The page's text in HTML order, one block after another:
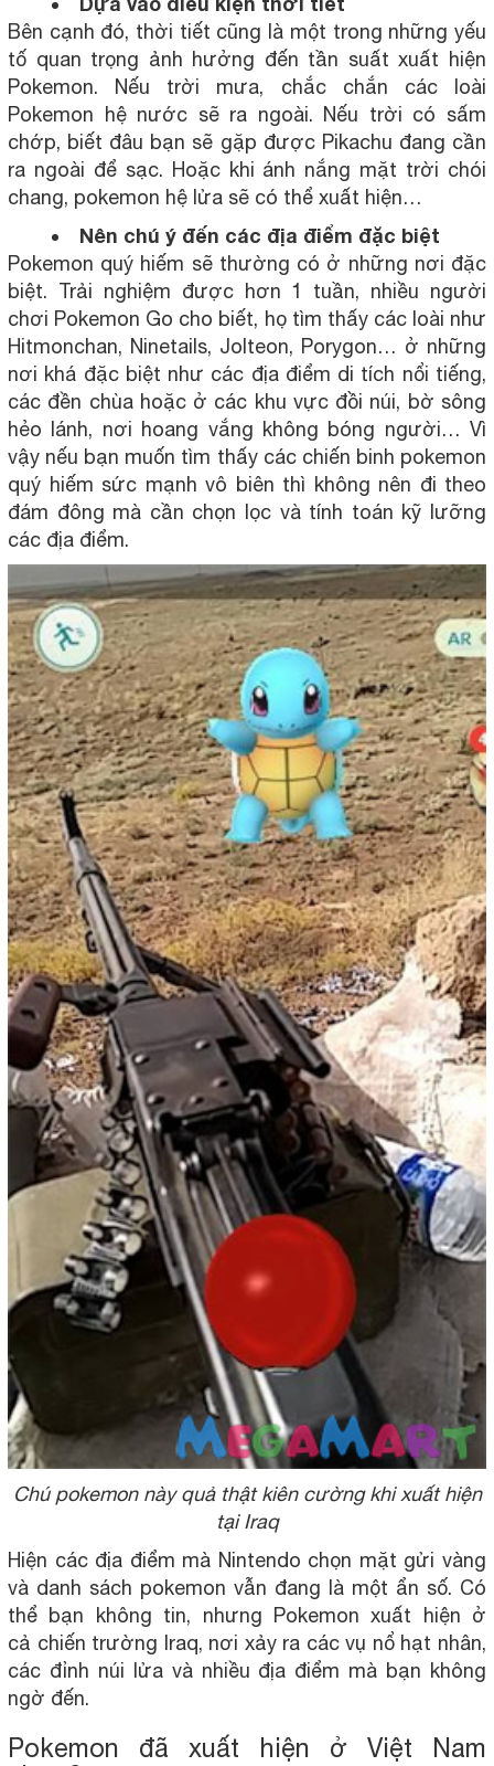
Bên cạnh đó, thời tiết cũng là một trong những yếu
tố quan trọng ảnh hưởng đến tần suất xuất hiện
Pokemon. Nếu trời mưa, chắc chắn các loài
Pokemon hệ nước sẽ ra ngoài. Nếu trời có sấm
chớp, biết đâu bạn sẽ gặp được Pikachu đang cần
ra ngoài để sạc. Hoặc khi ánh nắng mặt trời chói
chang, pokemon hệ lửa sẽ có thể xuất hiện…
Nên chú ý đến các địa điểm đặc biệt
Pokemon quý hiếm sẽ thường có ở những nơi đặc
biệt. Trải nghiệm được hơn 1 tuần, nhiều người
chơi Pokemon Go cho biết, họ tìm thấy các loài như
Hitmonchan, Ninetails, Jolteon, Porygon… ở những
nơi khá đặc biệt như các địa điểm di tích nổi tiếng,
các đền chùa hoặc ở các khu vực đồi núi, bờ sông
hẻo lánh, nơi hoang vắng không bóng người… Vì
vậy nếu bạn muốn tìm thấy các chiến binh pokemon
quý hiếm sức mạnh vô biên thì không nên đi theo
đám đông mà cần chọn lọc và tính toán kỹ lưỡng
các địa điểm.
Chú pokemon này quả thật kiên cường khi xuất hiện
tại Iraq
Hiện các địa điểm mà Nintendo chọn mặt gửi vàng
và danh sách pokemon vẫn đang là một ẩn số. Có
thể bạn không tin, nhưng Pokemon xuất hiện ở
cả chiến trường Iraq, nơi xảy ra các vụ nổ hạt nhân,
các đỉnh núi lửa và nhiều địa điểm mà bạn không
ngờ đến.
Pokemon đã xuất hiện ở Việt Nam